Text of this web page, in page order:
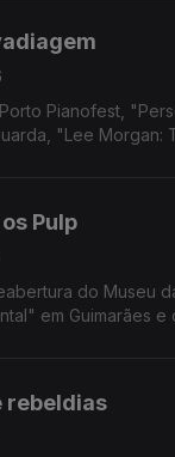
Pianofest,
"Lee Morgan:
Pulp
do Museu
em Guimarães e
rebeldias